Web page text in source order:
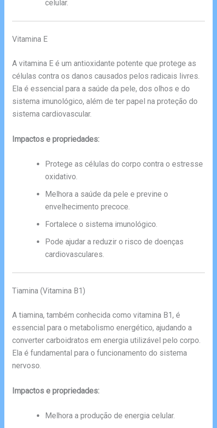
celular.
Vitamina E
A vitamina E é um antioxidante potente que protege as
células contra os danos causados pelos radicais livres.
Ela é essencial para a saúde da pele, dos olhos e do
sistema imunológico, além de ter papel na proteção do
sistema cardiovascular.
Impactos e propriedades:
Protege as células do corpo contra o estresse
oxidativo.
Melhora a saúde da pele e previne o
envelhecimento precoce.
Fortalece o sistema imunológico.
Pode ajudar a reduzir o risco de doenças
cardiovasculares.
Tiamina (Vitamina B1)
A tiamina, também conhecida como vitamina B1, é
essencial para o metabolismo energético, ajudando a
converter carboidratos em energia utilizável pelo corpo.
Ela é fundamental para o funcionamento do sistema
nervoso.
Impactos e propriedades:
Melhora a produção de energia celular.